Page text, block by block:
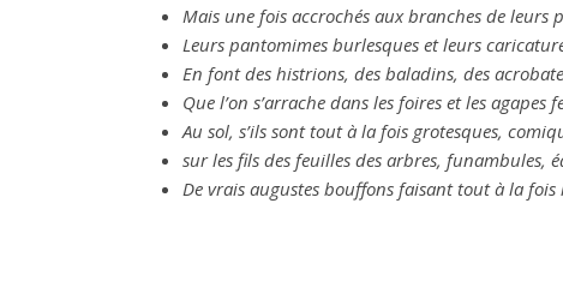
Mais une fois accrochés aux branches de leurs
Leurs pantomimes burlesques et leurs
En font des histrions, des baladins, des
Que l’on s’arrache dans les foires et les agapes
Au sol, s’ils sont tout à la fois grotesques,
sur les fils des feuilles des arbres, funambules,
De vrais augustes bouffons faisant tout à la